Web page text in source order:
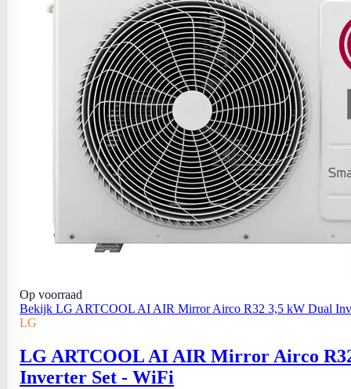
Op voorraad
Bekijk LG ARTCOOL AI AIR Mirror Airco R32 3,5 kW Dual
LG
LG ARTCOOL AI AIR Mirror Airco
Inverter Set - WiFi